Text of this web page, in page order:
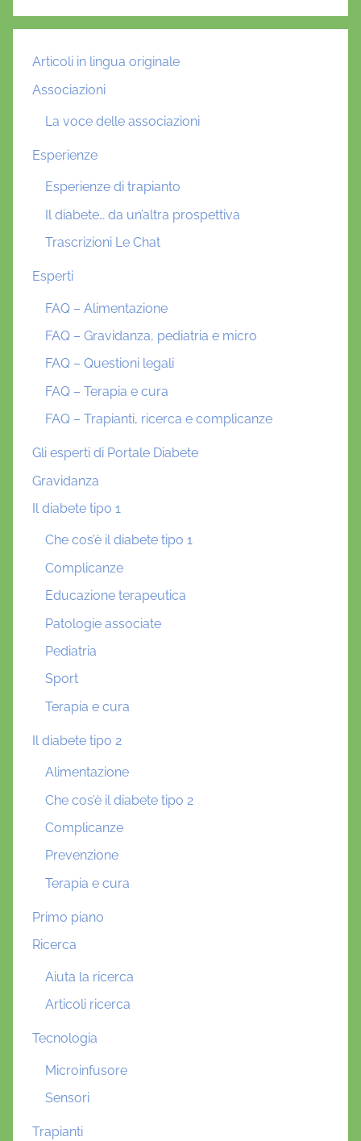
Articoli in lingua originale
Associazioni
La voce delle associazioni
Esperienze
Esperienze di trapianto
Il diabete… da un’altra prospettiva
Trascrizioni Le Chat
Esperti
FAQ – Alimentazione
FAQ – Gravidanza, pediatria e micro
FAQ – Questioni legali
FAQ – Terapia e cura
FAQ – Trapianti, ricerca e complicanze
Gli esperti di Portale Diabete
Gravidanza
Il diabete tipo 1
Che cos’è il diabete tipo 1
Complicanze
Educazione terapeutica
Patologie associate
Pediatria
Sport
Terapia e cura
Il diabete tipo 2
Alimentazione
Che cos’è il diabete tipo 2
Complicanze
Prevenzione
Terapia e cura
Primo piano
Ricerca
Aiuta la ricerca
Articoli ricerca
Tecnologia
Microinfusore
Sensori
Trapianti